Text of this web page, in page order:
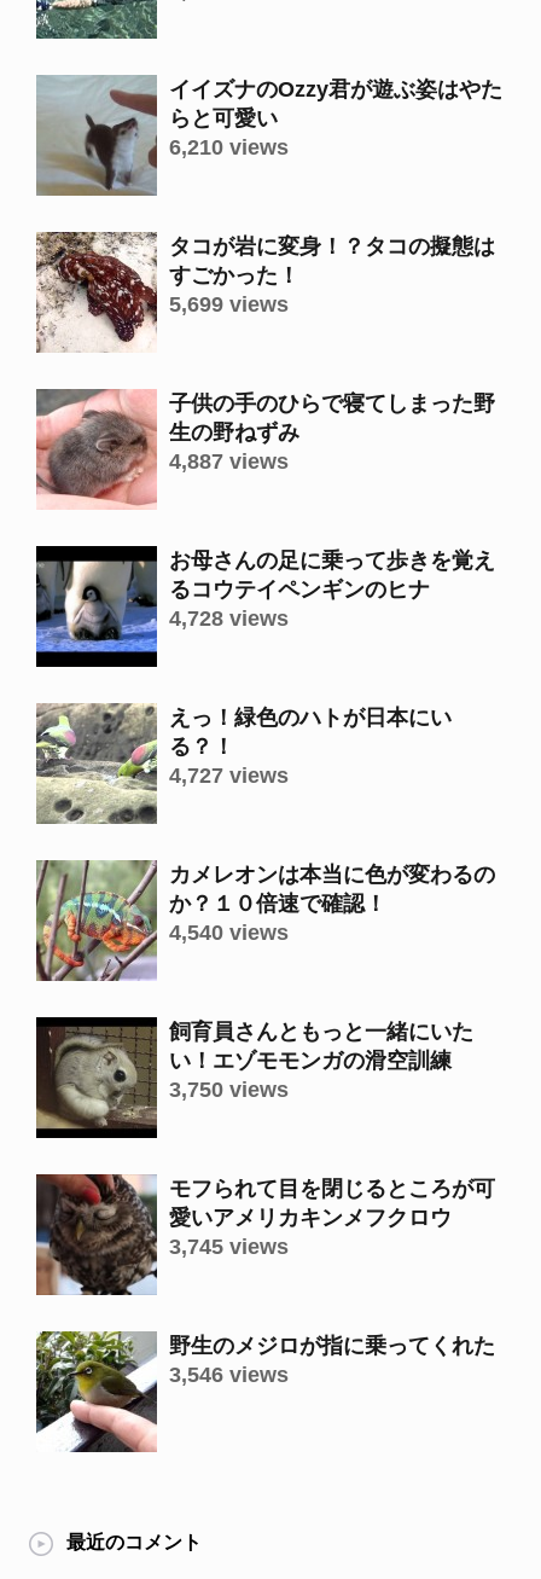
イイズナのOzzy君が遊ぶ姿はやた
らと可愛い
6,210 views
タコが岩に変身！？タコの擬態は
すごかった！
5,699 views
子供の手のひらで寝てしまった野
生の野ねずみ
4,887 views
お母さんの足に乗って歩きを覚え
るコウテイペンギンのヒナ
4,728 views
えっ！緑色のハトが日本にい
る？！
4,727 views
カメレオンは本当に色が変わるの
か？１０倍速で確認！
4,540 views
飼育員さんともっと一緒にいた
い！エゾモモンガの滑空訓練
3,750 views
モフられて目を閉じるところが可
愛いアメリカキンメフクロウ
3,745 views
野生のメジロが指に乗ってくれた
3,546 views
最近のコメント